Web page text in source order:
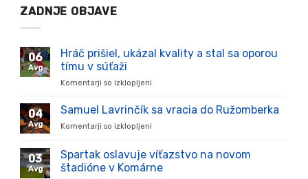
ZADNJE OBJAVE
06
Avg
Hráč prišiel, ukázal kvality a stal sa oporou
tímu v súťaži
Komentarji so izklopljeni
prišiel,
stal
sa
04
Avg
Samuel Lavrinčík sa vracia do Ružomberka
Komentarji so izklopljeni
Lavrinčík
vracia
03
Avg
Spartak oslavuje víťazstvo na novom
štadióne v Komárne